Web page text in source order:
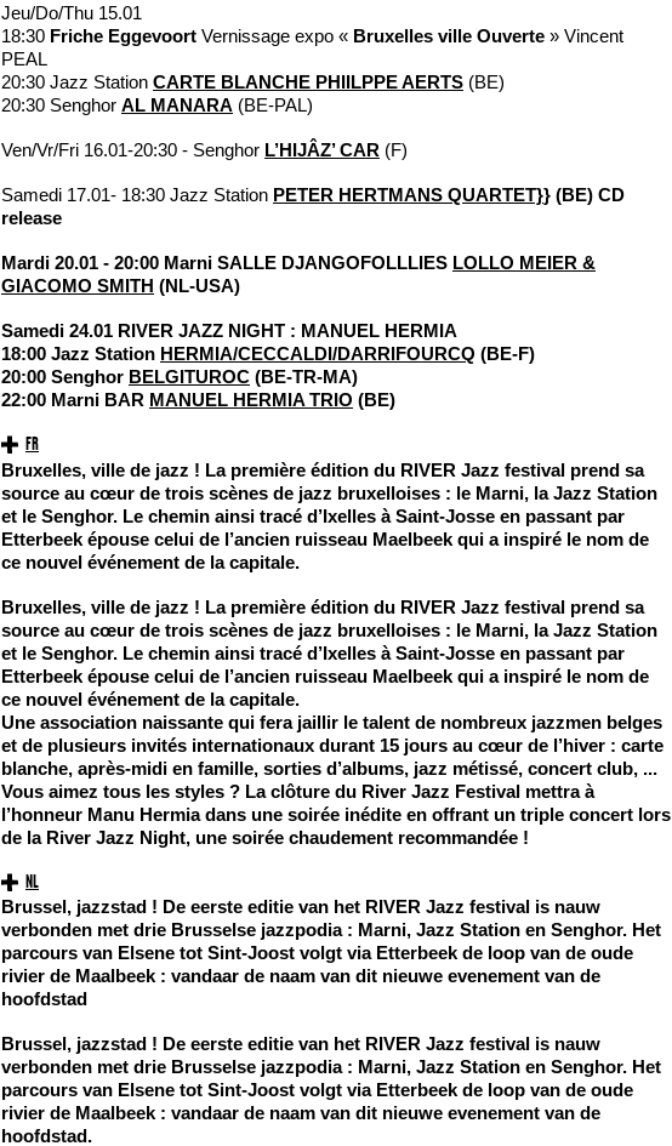
Jeu/Do/Thu 15.01
18:30 Friche Eggevoort Vernissage expo « Bruxelles ville Ouverte » Vincent
PEAL
20:30 Jazz Station CARTE BLANCHE PHIILPPE AERTS (BE)
20:30 Senghor AL MANARA (BE-PAL)
Ven/Vr/Fri 16.01-20:30 - Senghor L’HIJÂZ’ CAR (F)
Samedi 17.01- 18:30 Jazz Station PETER HERTMANS QUARTET}} (BE) CD
release
Mardi 20.01 - 20:00 Marni SALLE DJANGOFOLLLIES LOLLO MEIER &
GIACOMO SMITH (NL-USA)
Samedi 24.01 RIVER JAZZ NIGHT : MANUEL HERMIA
18:00 Jazz Station HERMIA/CECCALDI/DARRIFOURCQ (BE-F)
20:00 Senghor BELGITUROC (BE-TR-MA)
22:00 Marni BAR MANUEL HERMIA TRIO (BE)
FR
Bruxelles, ville de jazz ! La première édition du RIVER Jazz festival prend sa
source au cœur de trois scènes de jazz bruxelloises : le Marni, la Jazz Station
et le Senghor. Le chemin ainsi tracé d’Ixelles à Saint-Josse en passant par
Etterbeek épouse celui de l’ancien ruisseau Maelbeek qui a inspiré le nom de
ce nouvel événement de la capitale.
Bruxelles, ville de jazz ! La première édition du RIVER Jazz festival prend sa
source au cœur de trois scènes de jazz bruxelloises : le Marni, la Jazz Station
et le Senghor. Le chemin ainsi tracé d’Ixelles à Saint-Josse en passant par
Etterbeek épouse celui de l’ancien ruisseau Maelbeek qui a inspiré le nom de
ce nouvel événement de la capitale.
Une association naissante qui fera jaillir le talent de nombreux jazzmen belges
et de plusieurs invités internationaux durant 15 jours au cœur de l’hiver : carte
blanche, après-midi en famille, sorties d’albums, jazz métissé, concert club, ...
Vous aimez tous les styles ? La clôture du River Jazz Festival mettra à
l’honneur Manu Hermia dans une soirée inédite en offrant un triple concert lors
de la River Jazz Night, une soirée chaudement recommandée !
NL
Brussel, jazzstad ! De eerste editie van het RIVER Jazz festival is nauw
verbonden met drie Brusselse jazzpodia : Marni, Jazz Station en Senghor. Het
parcours van Elsene tot Sint-Joost volgt via Etterbeek de loop van de oude
rivier de Maalbeek : vandaar de naam van dit nieuwe evenement van de
hoofdstad
Brussel, jazzstad ! De eerste editie van het RIVER Jazz festival is nauw
verbonden met drie Brusselse jazzpodia : Marni, Jazz Station en Senghor. Het
parcours van Elsene tot Sint-Joost volgt via Etterbeek de loop van de oude
rivier de Maalbeek : vandaar de naam van dit nieuwe evenement van de
hoofdstad.